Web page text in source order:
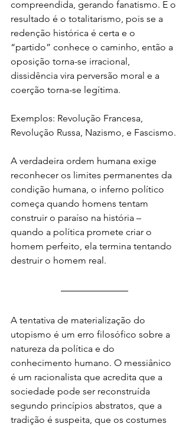
compreendida, gerando fanatismo. E o
resultado é o totalitarismo, pois se a
redenção histórica é certa e o
“partido” conhece o caminho, então a
oposição torna-se irracional,
dissidência vira perversão moral e a
coerção torna-se legítima.
Exemplos: Revolução Francesa,
Revolução Russa, Nazismo, e Fascismo.
A verdadeira ordem humana exige
reconhecer os limites permanentes da
condição humana, o inferno político
começa quando homens tentam
construir o paraíso na história –
quando a política promete criar o
homem perfeito, ela termina tentando
destruir o homem real.
A tentativa de materialização do
utopismo é um erro filosófico sobre a
natureza da política e do
conhecimento humano. O messiânico
é um racionalista que acredita que a
sociedade pode ser reconstruída
segundo princípios abstratos, que a
tradição é suspeita, que os costumes